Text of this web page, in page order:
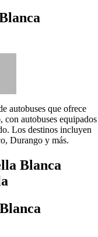
autobuses que ofrece
con autobuses equipados
Los destinos incluyen
Durango y más.
Blanca